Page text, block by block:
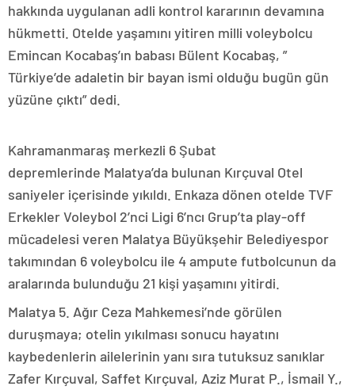
hakkında uygulanan adli kontrol kararının devamına
hükmetti. Otelde yaşamını yitiren milli voleybolcu
Emincan Kocabaş’ın babası Bülent Kocabaş, ”
Türkiye’de adaletin bir bayan ismi olduğu bugün gün
yüzüne çıktı” dedi.
Kahramanmaraş merkezli 6 Şubat
depremlerinde Malatya’da bulunan Kırçuval Otel
saniyeler içerisinde yıkıldı. Enkaza dönen otelde TVF
Erkekler Voleybol 2’nci Ligi 6’ncı Grup’ta play-off
mücadelesi veren Malatya Büyükşehir Belediyespor
takımından 6 voleybolcu ile 4 ampute futbolcunun da
aralarında bulunduğu 21 kişi yaşamını yitirdi.
Malatya 5. Ağır Ceza Mahkemesi’nde görülen
duruşmaya; otelin yıkılması sonucu hayatını
kaybedenlerin ailelerinin yanı sıra tutuksuz sanıklar
Zafer Kırçuval, Saffet Kırçuval, Aziz Murat P., İsmail Y.,